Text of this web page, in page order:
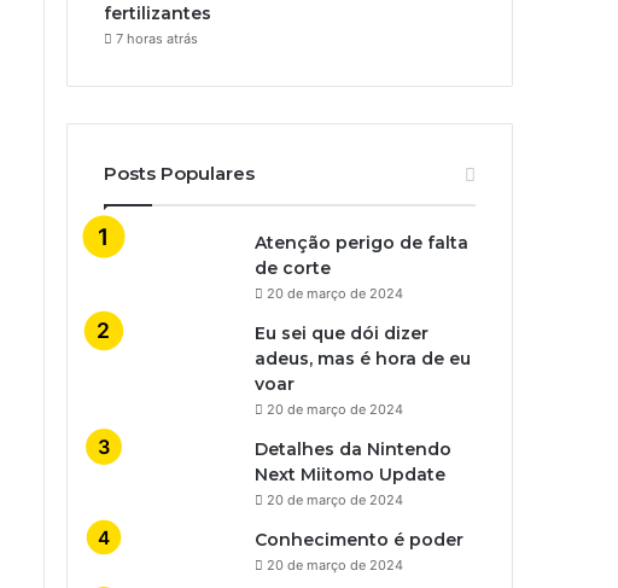
fertilizantes
7 horas atrás
Posts Populares
Atenção perigo de falta
de corte
20 de março de 2024
Eu sei que dói dizer
adeus, mas é hora de eu
voar
20 de março de 2024
Detalhes da Nintendo
Next Miitomo Update
20 de março de 2024
Conhecimento é poder
20 de março de 2024